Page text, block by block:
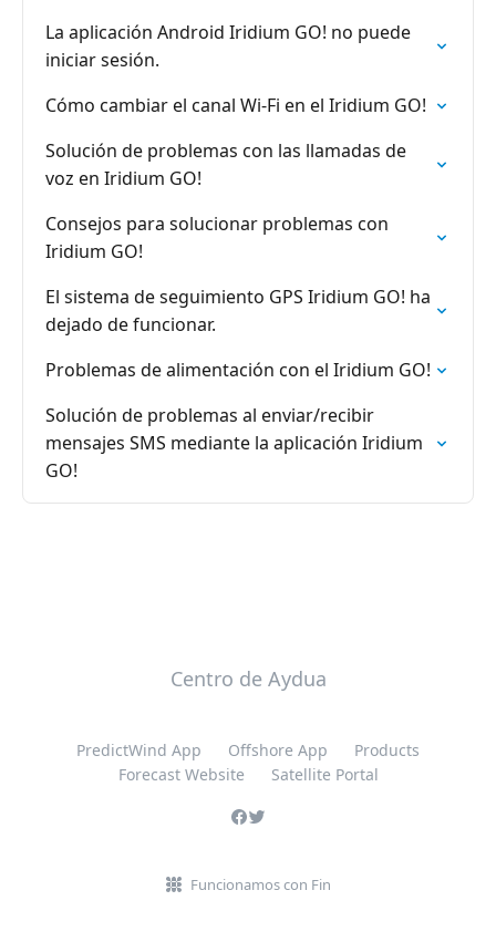
La aplicación Android Iridium GO! no puede
iniciar sesión.
Cómo cambiar el canal Wi-Fi en el Iridium GO!
Solución de problemas con las llamadas de
voz en Iridium GO!
Consejos para solucionar problemas con
Iridium GO!
El sistema de seguimiento GPS Iridium GO! ha
dejado de funcionar.
Problemas de alimentación con el Iridium GO!
Solución de problemas al enviar/recibir
mensajes SMS mediante la aplicación Iridium
GO!
Centro de Aydua
PredictWind App Offshore App
Products
Forecast Website
Satellite Portal
Funcionamos con Fin